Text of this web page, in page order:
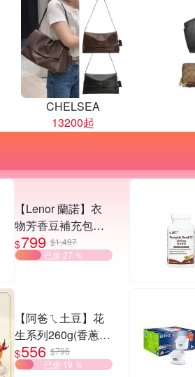
CHELSEA
13200起
【Lenor 蘭諾】衣
物芳香豆補充包多
款 任選3入
$799 $1,497
已搶 27 ％
【阿爸ㄟ土豆】花
生系列260g(香蔥/
蔥辣/麻辣/日本海
鹽)x任選4罐組
$556 $796
已搶 19 ％